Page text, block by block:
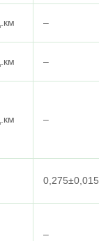
–
–
–
0,275±0,015
–